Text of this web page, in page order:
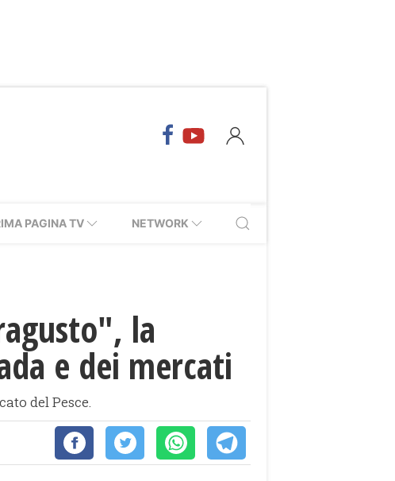
PAGINA TV NETWORK
la
e dei mercati
del Pesce.